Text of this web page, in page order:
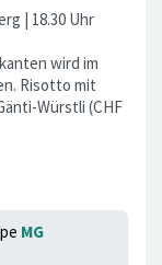
| 18.30 Uhr
wird im
Risotto mit
Würstli (CHF
MG